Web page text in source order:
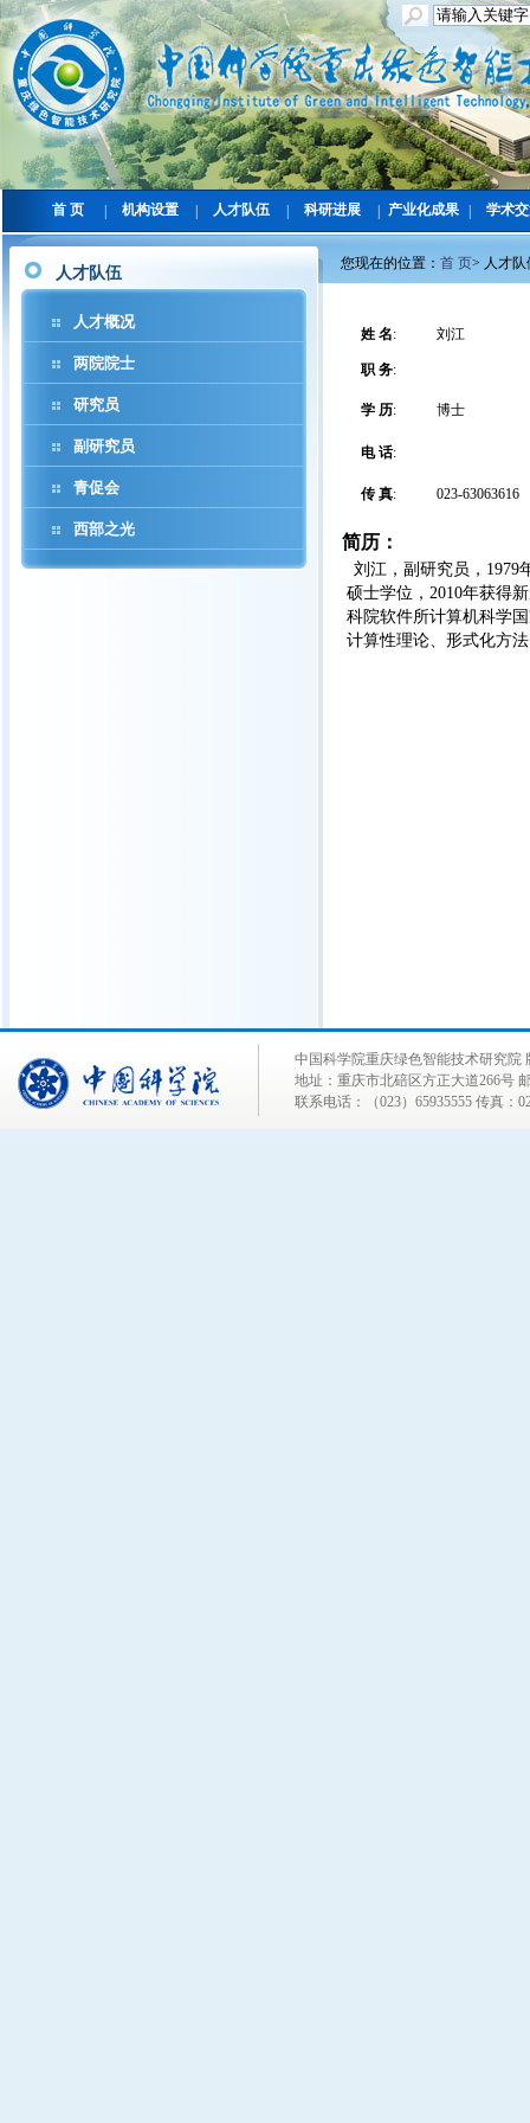
首 页 机构设置 人才队伍 科研进展 产业化成果 学术
人才队伍
人才概况
两院院士
研究员
副研究员
青促会
西部之光
您现在的位置： 首 页> 人才队
姓 名: 刘江
职 务:
学 历: 博士
电 话:
传 真: 023-63063616
简历：
刘江，副研究员， 1979
硕士学位，2010年获得
科院软件所计算机科学
计算性理论、形式化方
中国科学院重庆绿色智能技术研究院
地址：重庆市北碚区方正大道266号
联系电话：（023）65935555 传真：